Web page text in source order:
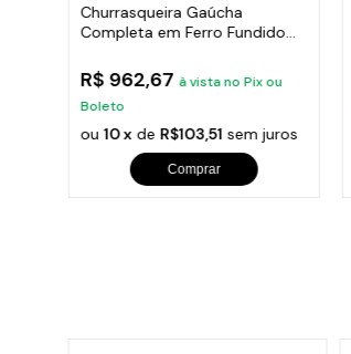
Churrasqueira Gaúcha
Completa em Ferro Fundido
R$ 962,67 à vista no Pix ou
Boleto
ou10 x de R$103,51 sem juros
Comprar